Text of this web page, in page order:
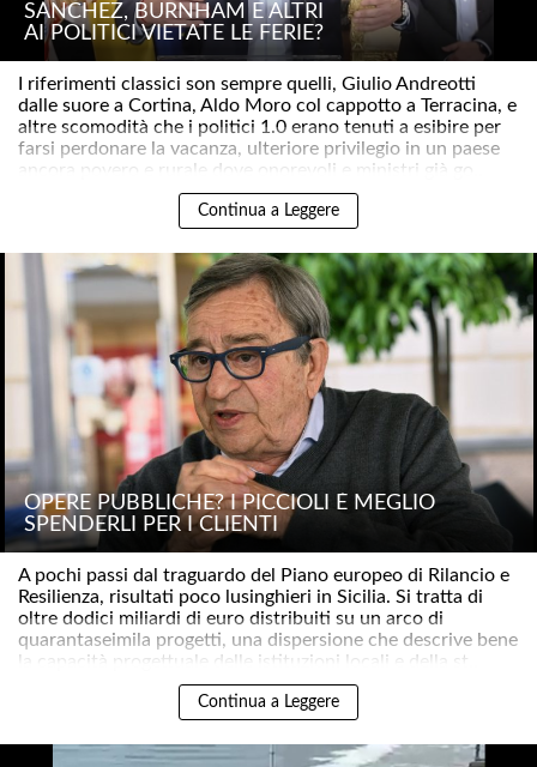
SÁNCHEZ, BURNHAM E ALTRI
AI POLITICI VIETATE LE FERIE?
I riferimenti classici son sempre quelli, Giulio Andreotti
dalle suore a Cortina, Aldo Moro col cappotto a Terracina, e
altre scomodità che i politici 1.0 erano tenuti a esibire per
farsi perdonare la vacanza, ulteriore privilegio in un paese
ancora povero e rurale dove onorevoli e ministri già go..
Continua a Leggere
OPERE PUBBLICHE? I PICCIOLI È MEGLIO
SPENDERLI PER I CLIENTI
A pochi passi dal traguardo del Piano europeo di Rilancio e
Resilienza, risultati poco lusinghieri in Sicilia. Si tratta di
oltre dodici miliardi di euro distribuiti su un arco di
quarantaseimila progetti, una dispersione che descrive bene
la capacità progettuale delle istituzioni locali e della st..
Continua a Leggere